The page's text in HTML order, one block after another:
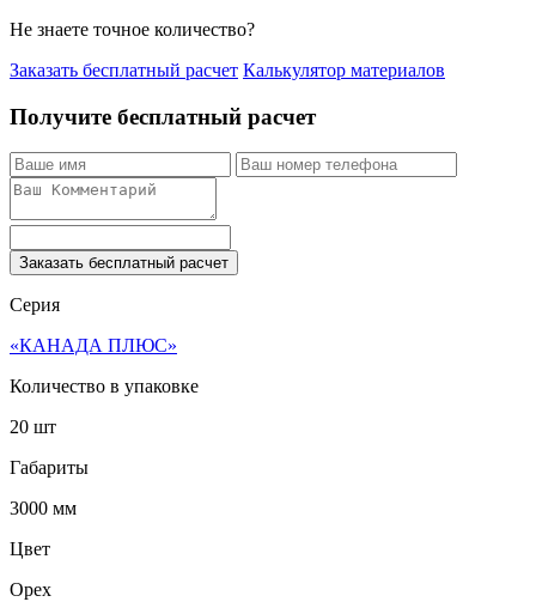
Не знаете точное количество?
Заказать бесплатный расчет Калькулятор материалов
Получите бесплатный расчет
Заказать бесплатный расчет
Серия
«КАНАДА ПЛЮС»
Количество в упаковке
20 шт
Габариты
3000 мм
Цвет
Орех